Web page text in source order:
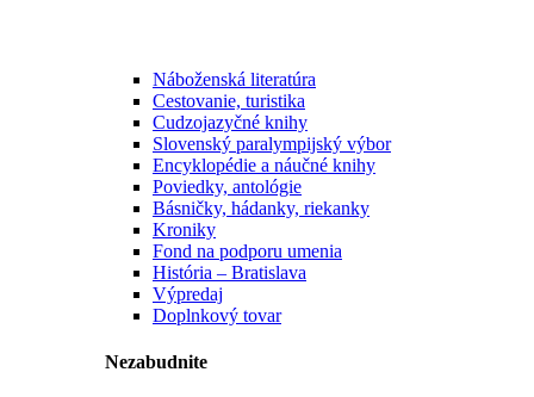
Náboženská literatúra
Cestovanie, turistika
Cudzojazyčné knihy
Slovenský paralympijský výbor
Encyklopédie a náučné knihy
Poviedky, antológie
Básničky, hádanky, riekanky
Kroniky
Fond na podporu umenia
História – Bratislava
Výpredaj
Doplnkový tovar
Nezabudnite